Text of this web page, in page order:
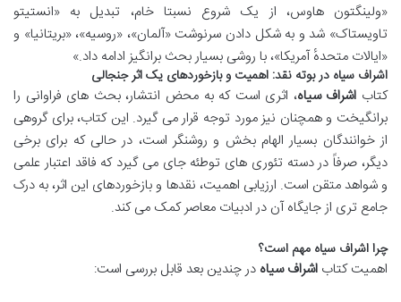
«ولینگتون هاوس، از یک شروع نسبتا خام، تبدیل به «انستیتو
تاویستاک» شد و به شکل دادن سرنوشت «آلمان»، «روسیه»، «بریتانیا» و
«ایالات متحدهٔ آمریکا»، با روشی بسیار بحث برانگیز ادامه داد.»
اشراف سیاه در بوته نقد: اهمیت و بازخوردهای یک اثر جنجالی
کتاب اشراف سیاه، اثری است که به محض انتشار، بحث های فراوانی را
برانگیخت و همچنان نیز مورد توجه قرار می گیرد. این کتاب، برای گروهی
از خوانندگان بسیار الهام بخش و روشنگر است، در حالی که برای برخی
دیگر، صرفاً در دسته تئوری های توطئه جای می گیرد که فاقد اعتبار علمی
و شواهد متقن است. ارزیابی اهمیت، نقدها و بازخوردهای این اثر، به درک
جامع تری از جایگاه آن در ادبیات معاصر کمک می کند.
چرا اشراف سیاه مهم است؟
اهمیت کتاب اشراف سیاه در چندین بعد قابل بررسی است: